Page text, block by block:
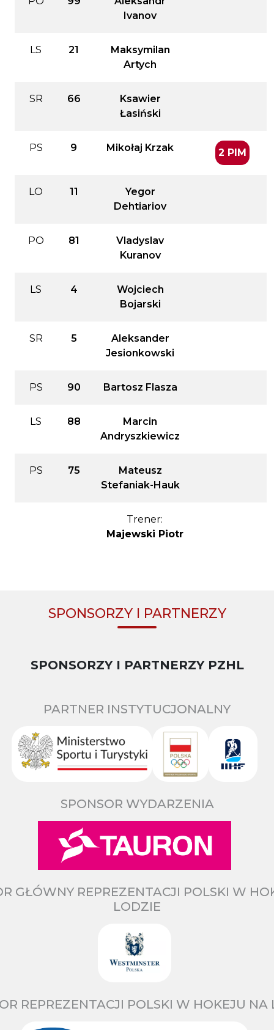
Ivanov
LS 21
Maksymilan
Artych
SR 66
Ksawier
Łasiński
PS 9 Mikołaj Krzak 2 PIM
LO 11
Yegor
Dehtiariov
PO 81
Vladyslav
Kuranov
LS 4
Wojciech
Bojarski
SR 5
Aleksander
Jesionkowski
PS 90 Bartosz Flasza
LS 88
Marcin
Andryszkiewicz
PS 75
Mateusz
Stefaniak-Hauk
Trener:
Majewski Piotr
SPONSORZY I PARTNERZY
SPONSORZY I PARTNERZY PZHL
PARTNER INSTYTUCJONALNY
SPONSOR WYDARZENIA
GŁÓWNY REPREZENTACJI POLSKI W
LODZIE
REPREZENTACJI POLSKI W HOKEJU NA